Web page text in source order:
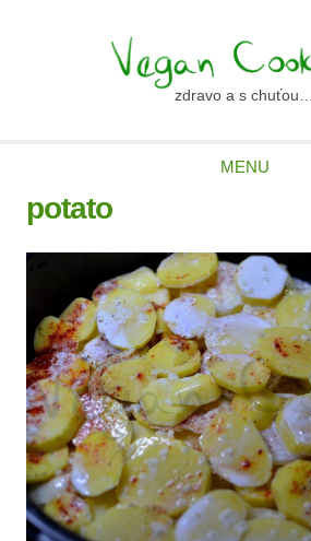
vegancooking.skzdravo a s chuťou…
MENU
potato